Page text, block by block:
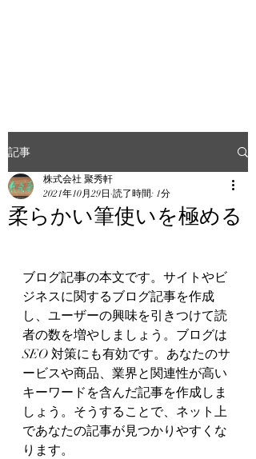
記事
柔らかい筆使いを極める
株式会社 聚秀軒
2021年10月29日 読了時間: 1分
ブログ記事の本文です。サイトやビ
ジネスに関するブログ記事を作成
し、ユーザーの興味を引きつけて読
者の数を増やしましょう。ブログは
SEO 対策にも有効です。あなたのサ
ービスや商品、業界と関連性が高い
キーワードを含んだ記事を作成しま
しょう。そうすることで、ネット上
であなたの記事が見つかりやすくな
ります。